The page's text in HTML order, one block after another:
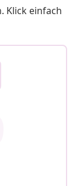
Klick einfach